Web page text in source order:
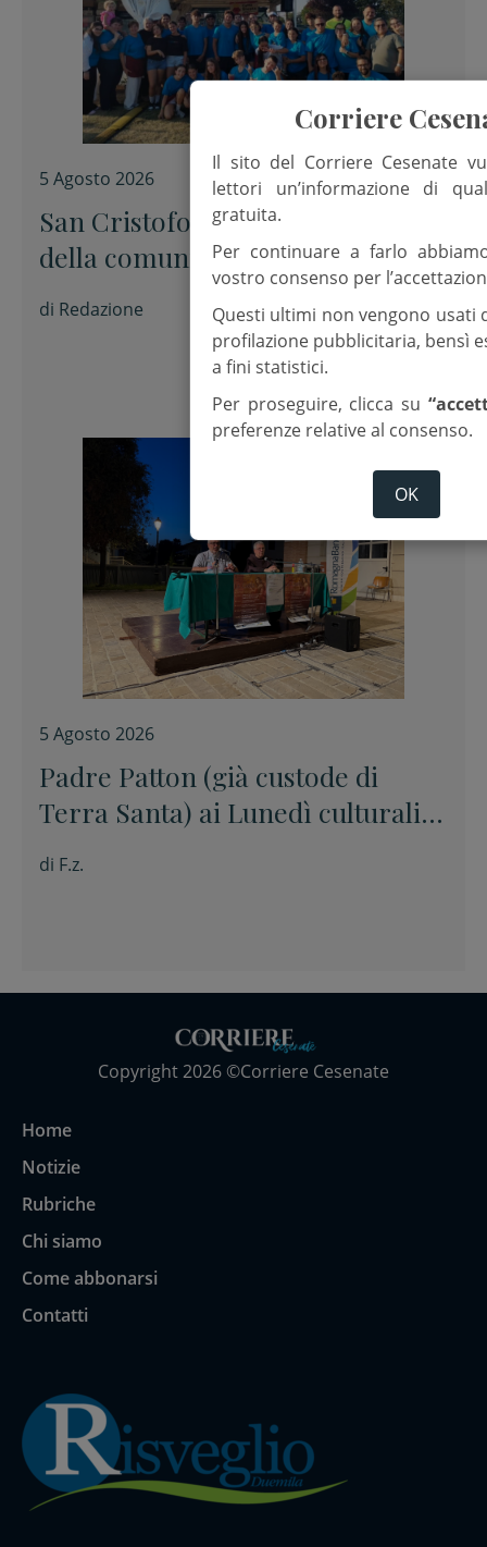
5 Agosto 2026
San Cristoforo, il ringraziamento
della comunità parrocchiale al
termine della festa
di Redazione
5 Agosto 2026
Padre Patton (già custode di
Terra Santa) ai Lunedì culturali:
“La pace è un prodotto
di F.z.
Copyright 2026 ©Corriere Cesenate
Home
Notizie
Rubriche
Chi siamo
Come abbonarsi
Contatti
Corriere
Il sito del Corriere Cesenate
lettori un’informazione di
gratuita.
Per continuare a farlo
vostro consenso per
Questi ultimi non vengono usati
profilazione pubblicitaria, bensì
a fini statistici.
Per proseguire, clicca su
preferenze relative al consenso.
OK